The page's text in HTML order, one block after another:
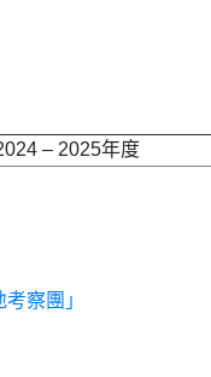
– 2025年度
察團」